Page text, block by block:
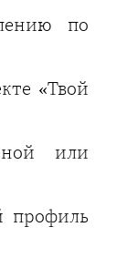
по
«Твой
или
профиль